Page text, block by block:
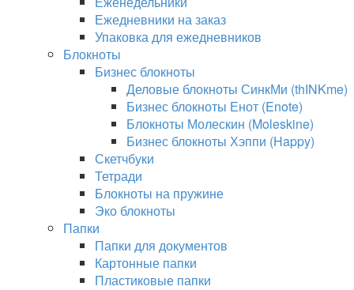
Ежедневники на заказ
Упаковка для ежедневников
Блокноты
Бизнес блокноты
Деловые блокноты СинкМи (thINKme)
Бизнес блокноты Енот (Enote)
Блокноты Молескин (Moleskine)
Бизнес блокноты Хэппи (Happy)
Скетчбуки
Тетради
Блокноты на пружине
Эко блокноты
Папки
Папки для документов
Картонные папки
Пластиковые папки